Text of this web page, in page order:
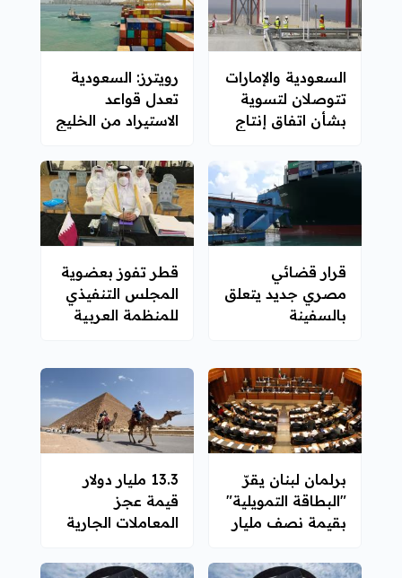
السعودية والإمارات
تتوصلان لتسوية
بشأن اتفاق إنتاج
رويترز: السعودية
تعدل قواعد
الاستيراد من الخليج
قرار قضائي
مصري جديد يتعلق
بالسفينة
قطر تفوز بعضوية
المجلس التنفيذي
للمنظمة العربية
برلمان لبنان يقرّ
"البطاقة التمويلية"
بقيمة نصف مليار
13.3 مليار دولار
قيمة عجز
المعاملات الجارية